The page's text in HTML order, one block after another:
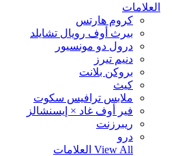
العلامات
كروم هارتس
بيرث أوف رويال تشايلد
درول دو مونسيور
دنيم تيرز
بروكن بلانت
كيث
ملابس ترافيس سكوت
فير أوف غاد × إيسنشالز
ريبرزنت
درو
View All العلامات